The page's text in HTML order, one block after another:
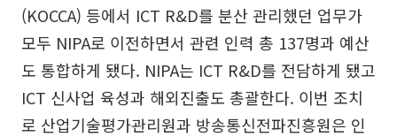
(KOCCA) 등에서 ICT R&D를 분산 관리했던 업무가
모두 NIPA로 이전하면서 관련 인력 총 137명과 예산
도 통합하게 됐다. NIPA는 ICT R&D를 전담하게 됐고
ICT 신사업 육성과 해외진출도 총괄한다. 이번 조치
로 산업기술평가관리원과 방송통신전파진흥원은 인